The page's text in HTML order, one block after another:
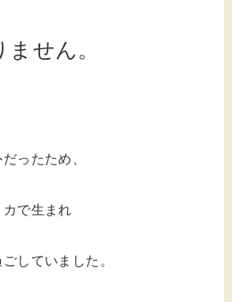
せん。
ったため、
で生まれ
していました。